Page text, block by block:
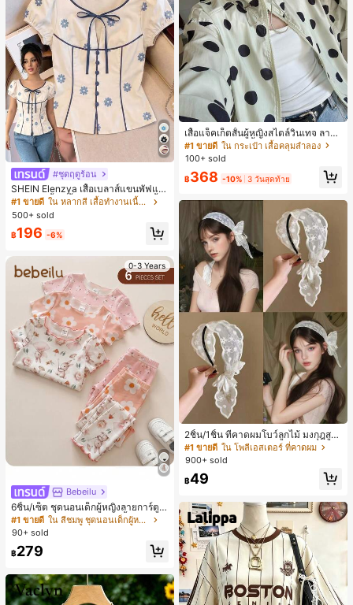
#ชุดฤดูร้อน
SHEIN Elenzya เสื้อเบลาส์แขนพัฟแต่
งระบายสีพื้นสีน้ำเงินสำหรับผู้หญิง, เสื้อ
ครอปเข้ารูปผูกโบว์คอวีตัดกันสำหรับฤ
ดูร้อน
#1 ขายดี
ใน หลากสี เสื้อทำงานเนื้อผ้านุ่ม
500+ sold
฿196 -6%
0-3 Years
Bebeilu
6ชิ้น/เซ็ต ชุดนอนเด็กผู้หญิงลายการ์ตูน
หมีและดอกไม้ คอกลม แขนสั้น กางเกง
ขาสั้น ขอบระบาย สวมใส่สบาย
#1 ขายดี
ใน สีชมพู ชุดนอนเด็กผู้หญิง
90+ sold
฿279
เสื้อแจ็คเก็ตสั้นผู้หญิงสไตล์วินเทจ ลายจุ
ดขนาดใหญ่ คอตั้ง เอวเข้ารูป แขนพอง
ทรงหลวม แฟชั่นอเนกประสงค์ สำหรับใ
#1 ขายดี
ใน กระเป๋า เสื้อคลุมลำลอง
ลูกค้ากลับมาซื้อซ้ำ!
#1 ขายดี ใน กระเป๋า เสื้อคลุมลำลอง
ลูกค้ากลับมาซื้อซ้ำ!
#1 ขายดี ใน กระเป๋า เสื้อคลุมลำลอง
ลูกค้ากลับมาซื้อซ้ำ!
#1 ขายดี
ใน กระเป๋า เสื้อคลุมลำลอง
ลูกค้ากลับมาซื้อซ้ำ!
100+ sold
฿368 -10% 3 วันสุดท้าย
2ชิ้น/1ชิ้น ที่คาดผมโบว์ลูกไม้ มงกุฎสูง
แถบกว้าง สีดำ สีขาว สำหรับใส่ประจำ
วัน กิ๊บติดผม ยางรัดผม (ลายปักดอกไม้
#1 ขายดี ใน โพลีเอสเตอร์ ที่คาดผม
900+ sold
฿49